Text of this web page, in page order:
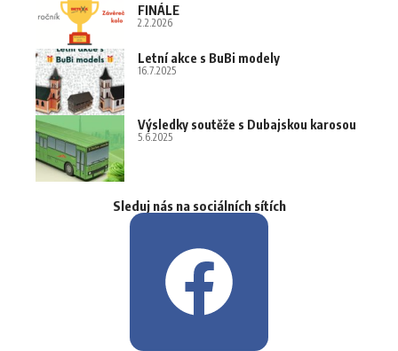
FINÁLE
2.2.2026
Letní akce s BuBi modely
16.7.2025
Výsledky soutěže s Dubajskou karosou
5.6.2025
Sleduj nás na sociálních sítích